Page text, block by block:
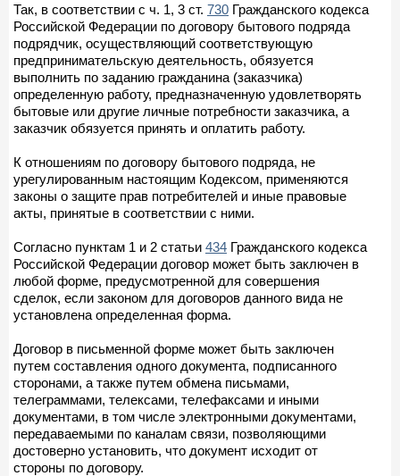
Так, в соответствии с ч. 1, 3 ст. 730 Гражданского кодекса
Российской Федерации по договору бытового подряда
подрядчик, осуществляющий соответствующую
предпринимательскую деятельность, обязуется
выполнить по заданию гражданина (заказчика)
определенную работу, предназначенную удовлетворять
бытовые или другие личные потребности заказчика, а
заказчик обязуется принять и оплатить работу.
К отношениям по договору бытового подряда, не
урегулированным настоящим Кодексом, применяются
законы о защите прав потребителей и иные правовые
акты, принятые в соответствии с ними.
Согласно пунктам 1 и 2 статьи 434 Гражданского кодекса
Российской Федерации договор может быть заключен в
любой форме, предусмотренной для совершения
сделок, если законом для договоров данного вида не
установлена определенная форма.
Договор в письменной форме может быть заключен
путем составления одного документа, подписанного
сторонами, а также путем обмена письмами,
телеграммами, телексами, телефаксами и иными
документами, в том числе электронными документами,
передаваемыми по каналам связи, позволяющими
достоверно установить, что документ исходит от
стороны по договору.